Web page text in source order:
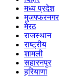
मध्य प्रदेश
मुजफ्फरनगर
मेरठ
राजस्थान
राष्ट्रीय
शामली
सहारनपुर
हरियाणा